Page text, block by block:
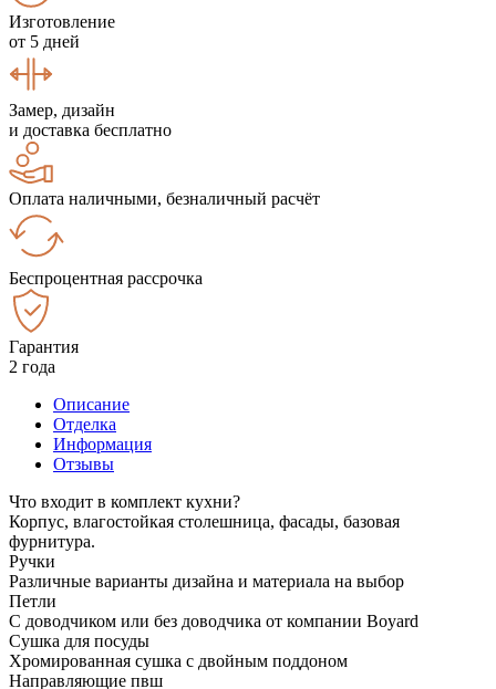
Изготовление
от 5 дней
Замер, дизайн
и доставка бесплатно
Оплата наличными, безналичный расчёт
Беспроцентная рассрочка
Гарантия
2 года
Описание
Отделка
Информация
Отзывы
Что входит в комплект кухни?
Корпус, влагостойкая столешница, фасады, базовая
фурнитура.
Ручки
Различные варианты дизайна и материала на выбор
Петли
С доводчиком или без доводчика от компании Boyard
Сушка для посуды
Хромированная сушка с двойным поддоном
Направляющие пвш